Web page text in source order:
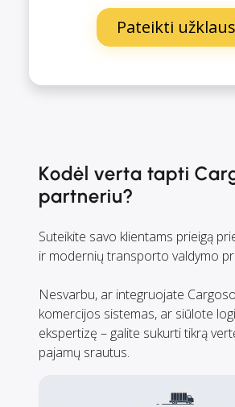
Kodėl verta tapti
partneriu?
Suteikite savo klientams prieigą
ir modernių transporto valdymo
Nesvarbu, ar integruojate
komercijos sistemas, ar siūlote
ekspertizę – galite sukurti tikrą
pajamų srautus.